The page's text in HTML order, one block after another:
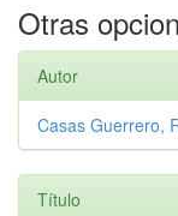
Otras
Autor
Casas Guerrero,
Título